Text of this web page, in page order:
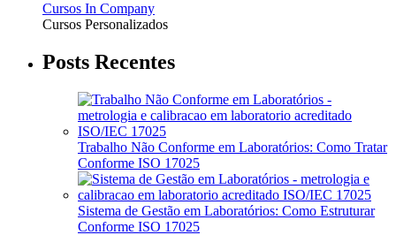
Cursos In Company
Cursos Personalizados
Posts Recentes
Trabalho Não Conforme em Laboratórios: Como Tratar
Conforme ISO 17025
Sistema de Gestão em Laboratórios: Como Estruturar
Conforme ISO 17025